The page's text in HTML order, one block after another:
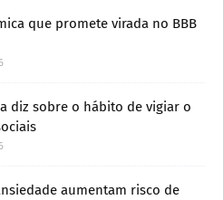
que promete virada no BBB
diz sobre o hábito de vigiar o
aumentam risco de